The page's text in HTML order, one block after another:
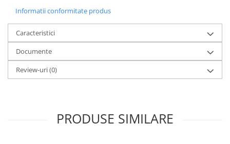
Baterii 60V
Cauciucuri
Controllere
Incarcatoare
Biciclete Electrice
Informatii conformitate produs
Caracteristici
Documente
Review-uri(0)
PRODUSE SIMILARE